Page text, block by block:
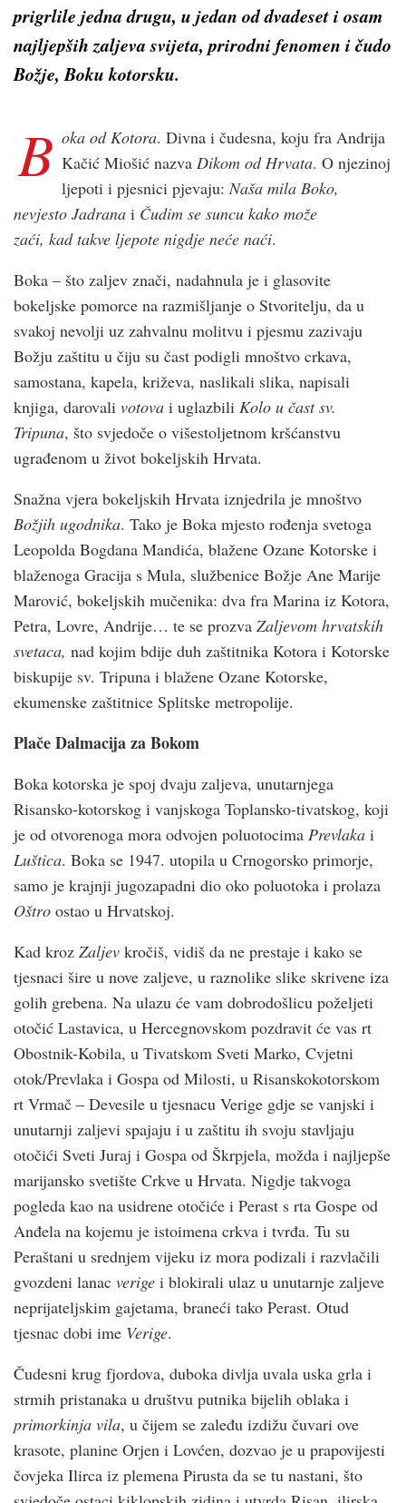
prigrlile jedna drugu, u jedan od dvadeset i osam
najljepših zaljeva svijeta, prirodni fenomen i čudo
Božje, Boku kotorsku.
B oka od Kotora. Divna i čudesna, koju fra Andrija
Kačić Miošić nazva Dikom od Hrvata. O njezinoj
ljepoti i pjesnici pjevaju: Naša mila Boko,
nevjesto Jadrana i Čudim se suncu kako može
zaći, kad takve ljepote nigdje neće naći.
Boka – što zaljev znači, nadahnula je i glasovite
bokeljske pomorce na razmišljanje o Stvoritelju, da u
svakoj nevolji uz zahvalnu molitvu i pjesmu zazivaju
Božju zaštitu u čiju su čast podigli mnoštvo crkava,
samostana, kapela, križeva, naslikali slika, napisali
knjiga, darovali votova i uglazbili Kolo u čast sv.
Tripuna, što svjedoče o višestoljetnom kršćanstvu
ugrađenom u život bokeljskih Hrvata.
Snažna vjera bokeljskih Hrvata iznjedrila je mnoštvo
Božjih ugodnika. Tako je Boka mjesto rođenja svetoga
Leopolda Bogdana Mandića, blažene Ozane Kotorske i
blaženoga Gracija s Mula, službenice Božje Ane Marije
Marović, bokeljskih mučenika: dva fra Marina iz Kotora,
Petra, Lovre, Andrije… te se prozva Zaljevom hrvatskih
svetaca, nad kojim bdije duh zaštitnika Kotora i Kotorske
biskupije sv. Tripuna i blažene Ozane Kotorske,
ekumenske zaštitnice Splitske metropolije.
Plače Dalmacija za Bokom
Boka kotorska je spoj dvaju zaljeva, unutarnjega
Risansko-kotorskog i vanjskoga Toplansko-tivatskog, koji
je od otvorenoga mora odvojen poluotocima Prevlaka i
Luštica. Boka se 1947. utopila u Crnogorsko primorje,
samo je krajnji jugozapadni dio oko poluotoka i prolaza
Oštro ostao u Hrvatskoj.
Kad kroz Zaljev kročiš, vidiš da ne prestaje i kako se
tjesnaci šire u nove zaljeve, u raznolike slike skrivene iza
golih grebena. Na ulazu će vam dobrodošlicu poželjeti
otočić Lastavica, u Hercegnovskom pozdravit će vas rt
Obostnik-Kobila, u Tivatskom Sveti Marko, Cvjetni
otok/Prevlaka i Gospa od Milosti, u Risanskokotorskom
rt Vrmač – Devesile u tjesnacu Verige gdje se vanjski i
unutarnji zaljevi spajaju i u zaštitu ih svoju stavljaju
otočići Sveti Juraj i Gospa od Škrpjela, možda i najljepše
marijansko svetište Crkve u Hrvata. Nigdje takvoga
pogleda kao na usidrene otočiće i Perast s rta Gospe od
Anđela na kojemu je istoimena crkva i tvrđa. Tu su
Peraštani u srednjem vijeku iz mora podizali i razvlačili
gvozdeni lanac verige i blokirali ulaz u unutarnje zaljeve
neprijateljskim gajetama, braneći tako Perast. Otud
tjesnac dobi ime Verige.
Čudesni krug fjordova, duboka divlja uvala uska grla i
strmih pristanaka u društvu putnika bijelih oblaka i
primorkinja vila, u čijem se zaleđu izdižu čuvari ove
krasote, planine Orjen i Lovćen, dozvao je u prapovijesti
čovjeka Ilirca iz plemena Pirusta da se tu nastani, što